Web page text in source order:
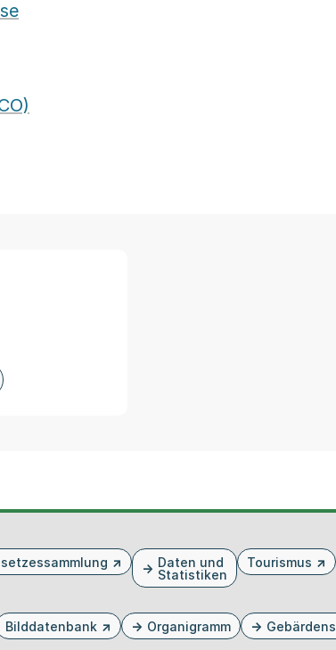
Daten und
Statistiken
Tourismus
Bilddatenbank Organigramm